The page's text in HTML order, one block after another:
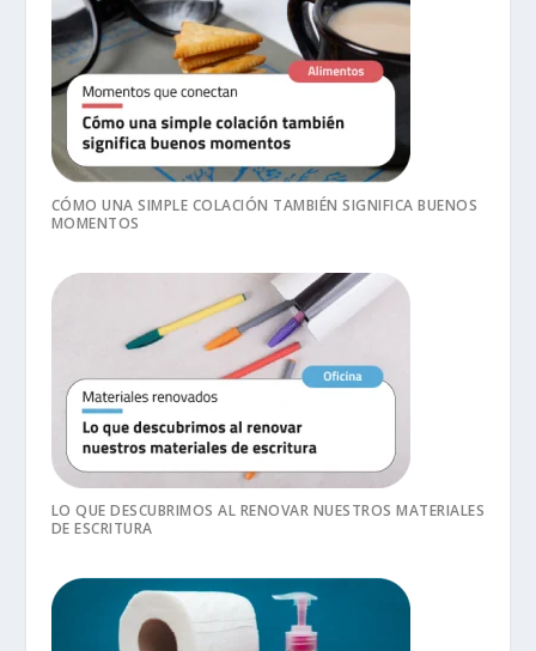
CÓMO UNA SIMPLE COLACIÓN TAMBIÉN SIGNIFICA BUENOS
MOMENTOS
LO QUE DESCUBRIMOS AL RENOVAR NUESTROS MATERIALES
DE ESCRITURA